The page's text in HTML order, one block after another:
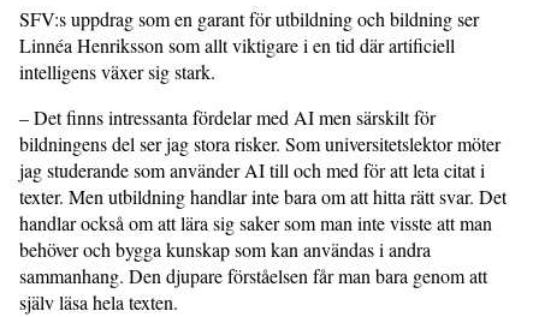
SFV:s uppdrag som en garant för utbildning och bildning ser
Linnéa Henriksson som allt viktigare i en tid där artificiell
intelligens växer sig stark.
– Det finns intressanta fördelar med AI men särskilt för
bildningens del ser jag stora risker. Som universitetslektor möter
jag studerande som använder AI till och med för att leta citat i
texter. Men utbildning handlar inte bara om att hitta rätt svar. Det
handlar också om att lära sig saker som man inte visste att man
behöver och bygga kunskap som kan användas i andra
sammanhang. Den djupare förståelsen får man bara genom att
själv läsa hela texten.